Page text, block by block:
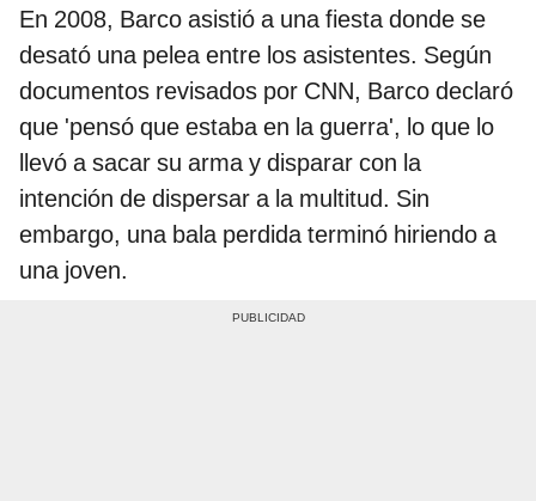
En 2008, Barco asistió a una fiesta donde se
desató una pelea entre los asistentes. Según
documentos revisados por CNN, Barco declaró
que 'pensó que estaba en la guerra', lo que lo
llevó a sacar su arma y disparar con la
intención de dispersar a la multitud. Sin
embargo, una bala perdida terminó hiriendo a
una joven.